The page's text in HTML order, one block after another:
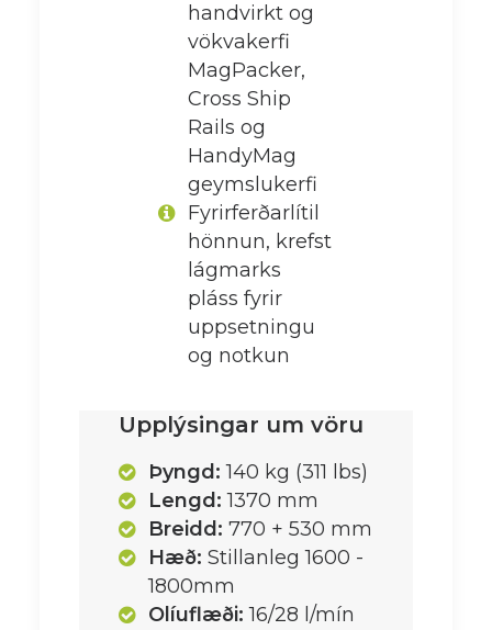
handvirkt og
vökvakerfi
MagPacker,
Cross Ship
Rails og
HandyMag
geymslukerfi
Fyrirferðarlítil
hönnun, krefst
lágmarks
pláss fyrir
uppsetningu
og notkun
Upplýsingar um vöru
Þyngd: 140 kg (311 lbs)
Lengd: 1370 mm
Breidd: 770 + 530 mm
Hæð: Stillanleg 1600 -
1800mm
Olíuflæði: 16/28 l/mín